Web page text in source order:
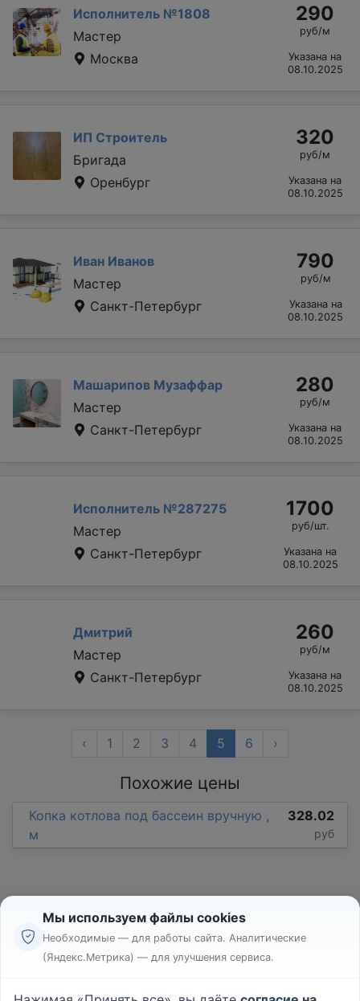
Исполнитель №1808
Мастер
Москва
290
руб/м
Указана на
08.10.2025
ИП Строитель
Бригада
Оренбург
320
руб/м
Указана на
08.10.2025
Иван Иванов
Мастер
Санкт-Петербург
790
руб/м
Указана на
08.10.2025
Машарипов Музаффар
Мастер
Санкт-Петербург
280
руб/м
Указана на
08.10.2025
Исполнитель №287275
Мастер
Санкт-Петербург
1700
руб/шт.
Указана на
08.10.2025
Дмитрий
Мастер
Санкт-Петербург
260
руб/м
Указана на
08.10.2025
‹ 1 2 3 4 5 6 ›
Похожие цены
Копка котлова под бассеин вручную ,
м
328.02
руб
Реклама
Мы используем файлы cookies
Необходимые — для работы сайта. Аналитические
(Яндекс.Метрика) — для улучшения сервиса.